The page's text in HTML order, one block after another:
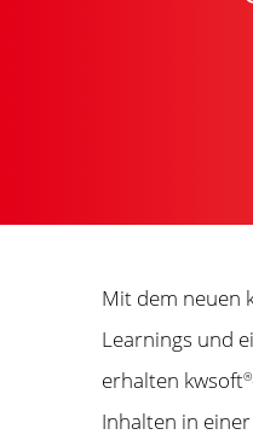
Mit dem neuen
Learnings und
erhalten kwsoft®
Inhalten in